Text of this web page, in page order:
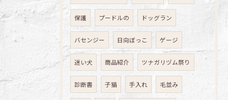
保護 プードルの ドッグラン
バセンジー 日向ぼっこ ゲージ
迷い犬 商品紹介 ツナガリヅム祭り
診断書 子猫 手入れ 毛並み